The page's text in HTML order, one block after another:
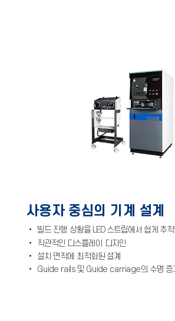
사용자 중심의 기계 설계
• 빌드 진행 상황을 LED 스트립에서 쉽게 추
• 직관적인 디스플레이 디자인
• 설치 면적에 최적화된 설계
• Guide rails 및 Guide carriage의 수명 증